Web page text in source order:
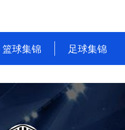
篮球集锦
WNBA
足球集锦
德甲